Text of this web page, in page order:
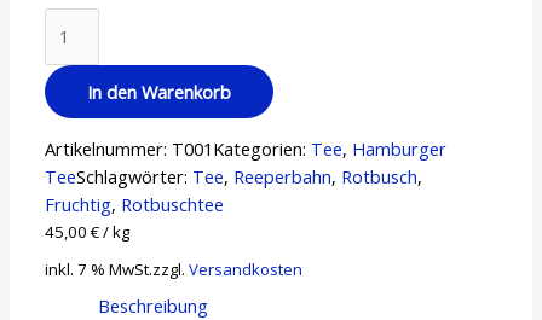
In den Warenkorb
Artikelnummer: T001 Kategorien: Tee, Hamburger
TeeSchlagwörter: Tee, Reeperbahn, Rotbusch,
Fruchtig, Rotbuschtee
45,00€/kg
inkl. 7 % MwSt.zzgl.Versandkosten
Beschreibung